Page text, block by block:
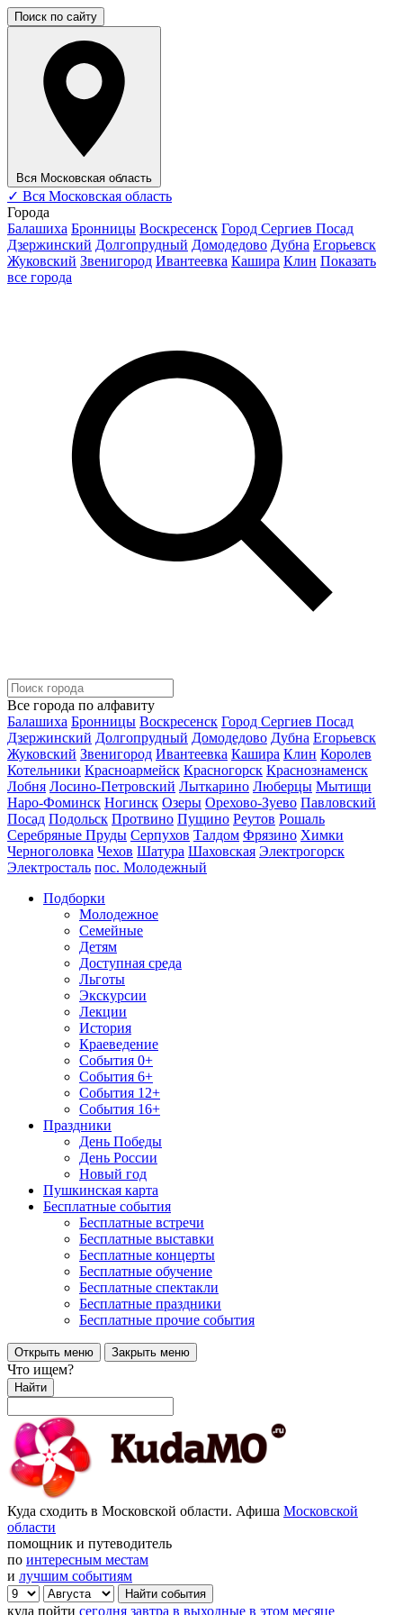
Поиск по сайту
Вся Московская область
✓ Вся Московская область
Города
Балашиха Бронницы Воскресенск Город Сергиев Посад
Дзержинский Долгопрудный Домодедово Дубна Егорьевск
Жуковский Звенигород Ивантеевка Кашира Клин Показать
все города
Все города по алфавиту
Балашиха Бронницы Воскресенск Город Сергиев Посад
Дзержинский Долгопрудный Домодедово Дубна Егорьевск
Жуковский Звенигород Ивантеевка Кашира Клин Королев
Котельники Красноармейск Красногорск Краснознаменск
Лобня Лосино-Петровский Лыткарино Люберцы Мытищи
Наро-Фоминск Ногинск Озеры Орехово-Зуево Павловский
Посад Подольск Протвино Пущино Реутов Рошаль
Серебряные Пруды Серпухов Талдом Фрязино Химки
Черноголовка Чехов Шатура Шаховская Электрогорск
Электросталь пос. Молодежный
Подборки
Молодежное
Семейные
Детям
Доступная среда
Льготы
Экскурсии
Лекции
История
Краеведение
События 0+
События 6+
События 12+
События 16+
Праздники
День Победы
День России
Новый год
Пушкинская карта
Бесплатные события
Бесплатные встречи
Бесплатные выставки
Бесплатные концерты
Бесплатные обучение
Бесплатные спектакли
Бесплатные праздники
Бесплатные прочие события
Открыть меню Закрыть меню
Что ищем?
Найти
Куда сходить в Московской области. Афиша Московской
области
помощник и путеводитель
по интересным местам
и лучшим событиям
куда пойти сегодня завтра в выходные в этом месяце